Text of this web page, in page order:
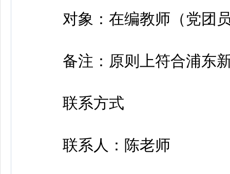
对象：在编教师（党团
备注：原则上符合浦东新
联系方式
联系人：陈老师